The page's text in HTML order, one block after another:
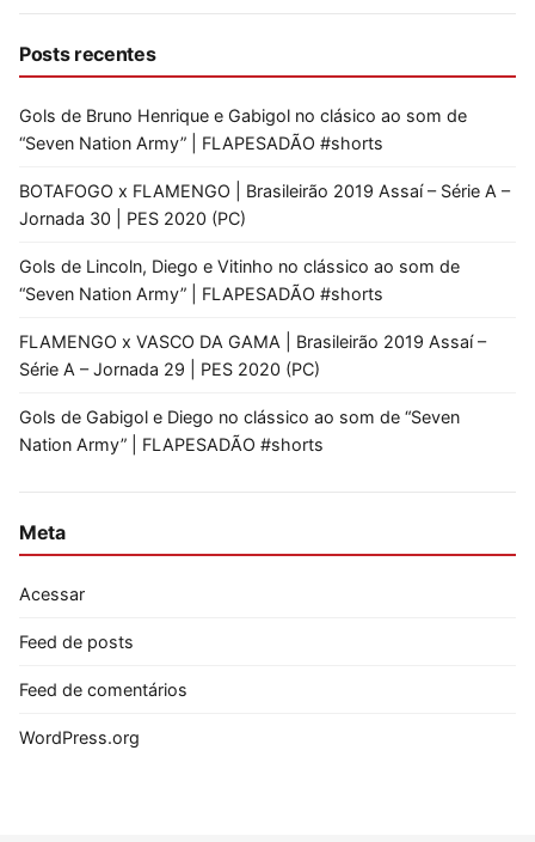
Posts recentes
Gols de Bruno Henrique e Gabigol no clásico ao som de
“Seven Nation Army” | FLAPESADÃO #shorts
BOTAFOGO x FLAMENGO | Brasileirão 2019 Assaí – Série A –
Jornada 30 | PES 2020 (PC)
Gols de Lincoln, Diego e Vitinho no clássico ao som de
“Seven Nation Army” | FLAPESADÃO #shorts
FLAMENGO x VASCO DA GAMA | Brasileirão 2019 Assaí –
Série A – Jornada 29 | PES 2020 (PC)
Gols de Gabigol e Diego no clássico ao som de “Seven
Nation Army” | FLAPESADÃO #shorts
Meta
Acessar
Feed de posts
Feed de comentários
WordPress.org